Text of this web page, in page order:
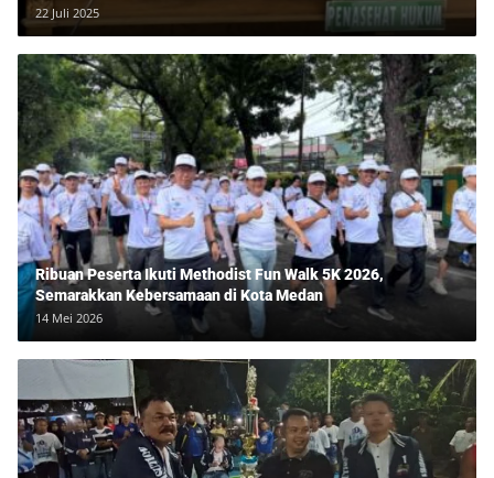
Lawan Tipu Rp850 Juta
22 Juli 2025
Ribuan Peserta Ikuti Methodist Fun Walk 5K 2026,
Semarakkan Kebersamaan di Kota Medan
14 Mei 2026